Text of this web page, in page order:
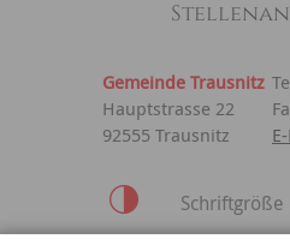
Gemeinde Trausnitz
Hauptstrasse 22
92555 Trausnitz
Schriftgröße